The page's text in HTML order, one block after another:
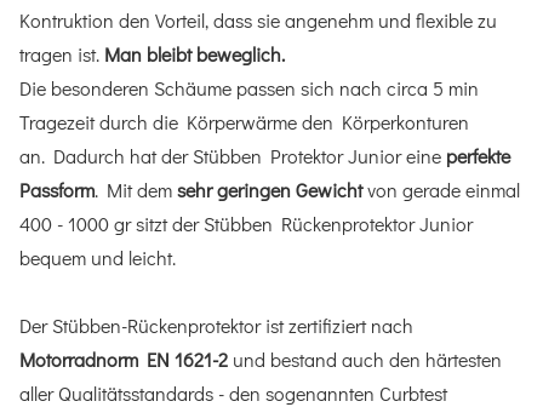
Kontruktion den Vorteil, dass sie angenehm und flexible zu
tragen ist. Man bleibt beweglich.
Die besonderen Schäume passen sich nach circa 5 min
Tragezeit durch die Körperwärme den Körperkonturen
an. Dadurch hat der Stübben Protektor Junior eine perfekte
Passform. Mit demsehr geringen Gewichtvon gerade einmal
400 - 1000 gr sitzt der Stübben Rückenprotektor Junior
bequem und leicht.
Der Stübben-Rückenprotektor ist zertifiziert nach
Motorradnorm EN 1621-2 und bestand auch den härtesten
aller Qualitätsstandards - den sogenannten Curbtest